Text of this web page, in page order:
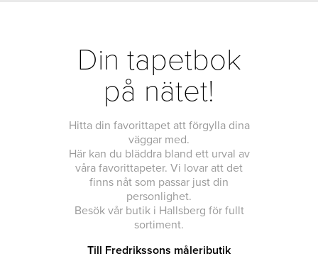
Din tapetbok
på nätet!
Hitta din favorittapet att förgylla dina
väggar med.
Här kan du bläddra bland ett urval av
våra favorittapeter. Vi lovar att det
finns nåt som passar just din
personlighet.
Besök vår butik i Hallsberg för fullt
sortiment.
Till Fredrikssons måleributik